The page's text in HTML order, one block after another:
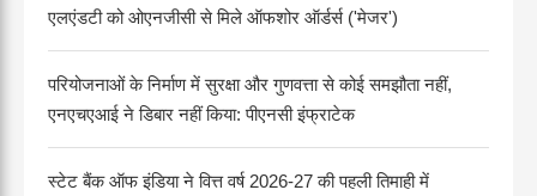
एलएंडटी को ओएनजीसी से मिले ऑफशोर ऑर्डर्स ('मेजर')
परियोजनाओं के निर्माण में सुरक्षा और गुणवत्ता से कोई समझौता नहीं,
एनएचएआई ने डिबार नहीं किया: पीएनसी इंफ्राटेक
स्टेट बैंक ऑफ इंडिया ने वित्त वर्ष 2026-27 की पहली तिमाही में